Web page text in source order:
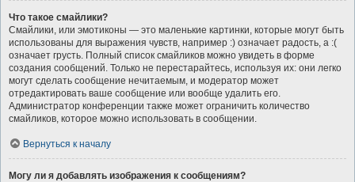
Что такое смайлики?
Смайлики, или эмотиконы — это маленькие картинки, которые могут быть
использованы для выражения чувств, например :) означает радость, а :(
означает грусть. Полный список смайликов можно увидеть в форме
создания сообщений. Только не перестарайтесь, используя их: они легко
могут сделать сообщение нечитаемым, и модератор может
отредактировать ваше сообщение или вообще удалить его.
Администратор конференции также может ограничить количество
смайликов, которое можно использовать в сообщении.
Вернуться к началу
Могу ли я добавлять изображения к сообщениям?